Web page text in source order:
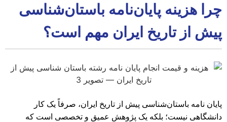
چرا هزینه پایان‌نامه باستان‌شناسی
پیش از تاریخ ایران مهم است؟
پایان نامه باستان‌شناسی پیش از تاریخ ایران، صرفاً یک کار
دانشگاهی نیست؛ بلکه یک پژوهش عمیق و تخصصی است که